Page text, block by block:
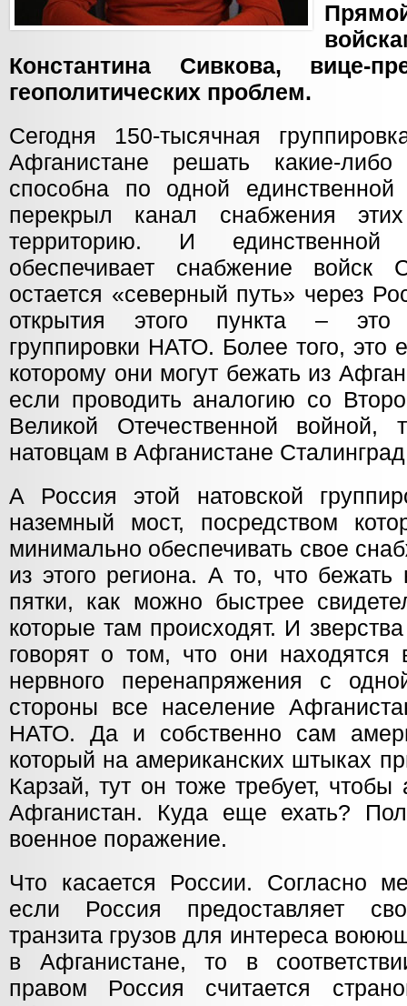
Константина Сивкова, вице-
геополитических проблем.
Сегодня 150-тысячная
Афганистане решать какие-
способна по одной
перекрыл канал снабжения
территорию. И единственной
обеспечивает снабжение
остается «северный путь» через
открытия этого пункта – это
группировки НАТО. Более того, это
которому они могут бежать из
если проводить аналогию со
Великой Отечественной войной,
натовцам в Афганистане
А Россия этой натовской
наземный мост, посредством
минимально обеспечивать свое
из этого региона. А то, что бежать
пятки, как можно быстрее
которые там происходят. И
говорят о том, что они находятся
нервного перенапряжения с
стороны все население
НАТО. Да и собственно сам
который на американских штыках
Карзай, тут он тоже требует,
Афганистан. Куда еще ехать?
военное поражение.
Что касается России. Согласно
если Россия предоставляет
транзита грузов для интереса
в Афганистане, то в
правом Россия считается